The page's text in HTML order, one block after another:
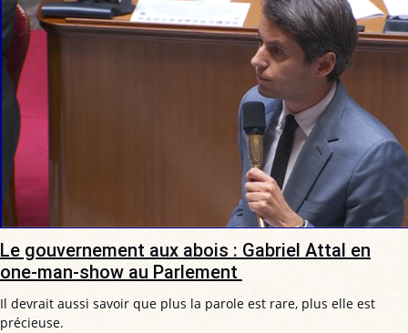
Le gouvernement aux abois : Gabriel Attal en
one-man-show au Parlement
Il devrait aussi savoir que plus la parole est rare, plus elle est
précieuse.